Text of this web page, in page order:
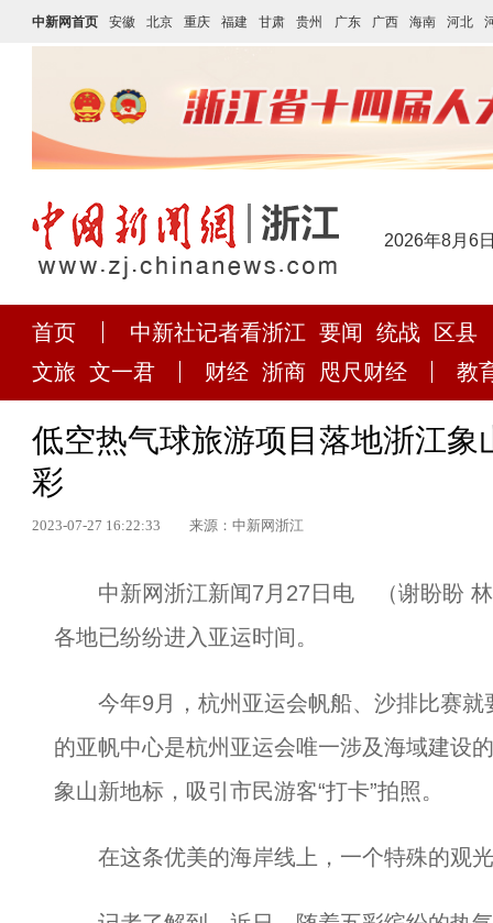
中新网首页 安徽 北京 重庆 福建 甘肃 贵州 广东 广西 海南 河北
2026年8月6
首页 中新社记者看浙江 要闻 统战
区县
文旅 文一君 财经 浙商 咫尺财经 教
低空热气球旅游项目落地浙江象
彩
2023-07-27 16:22:33 来源：中新网浙江
中新网浙江新闻7月27日电 （谢盼盼 林
各地已纷纷进入亚运时间。
今年9月，杭州亚运会帆船、沙排比赛就
的亚帆中心是杭州亚运会唯一涉及海域建设
象山新地标，吸引市民游客“打卡”拍照。
在这条优美的海岸线上，一个特殊的观光